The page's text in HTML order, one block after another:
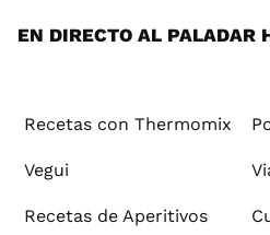
EN DIRECTO AL PALADAR
Recetas con Thermomix
Vegui
Recetas de Aperitivos